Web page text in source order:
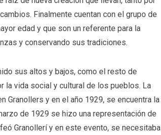
Finalmente cuentan con el grupo de
edad y que son un referente para la
y conservando sus tradiciones.
sus altos y bajos, como el resto de
vida social y cultural de los pueblos. La
Granollers y en el año 1929, se encuentra la
de 1929 se hizo una representación de
Granollerí y en este evento, se necesitaba